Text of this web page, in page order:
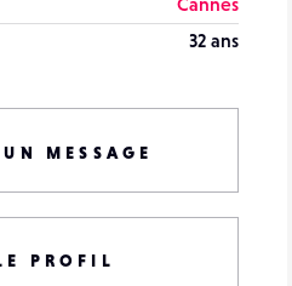
32 ans
MESSAGE
PROFIL